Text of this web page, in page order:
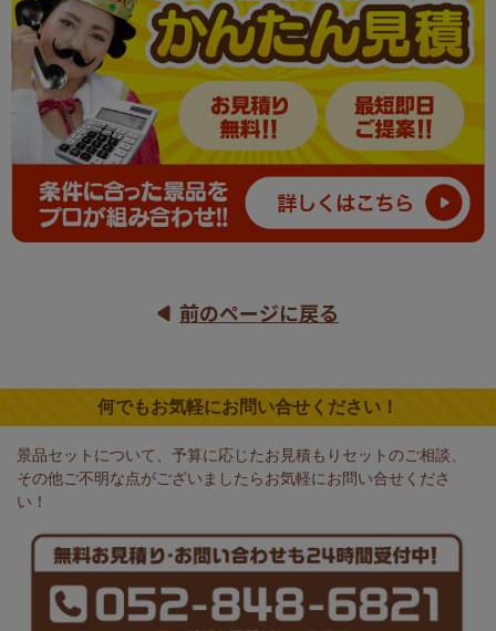
前のページに戻る
何でもお気軽にお問い合せください！
景品セットについて、予算に応じたお見積もりセットのご相談、
その他ご不明な点がございましたらお気軽にお問い合せくださ
い！